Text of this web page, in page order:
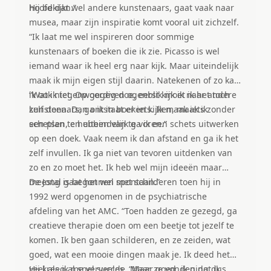
hoofd dan.”
Hij bekijkt wel andere kunstenaars, gaat vaak naar
musea, maar zijn inspiratie komt vooral uit zichzelf.
“Ik laat me wel inspireren door sommige
kunstenaars of boeken die ik zie. Picasso is wel
iemand waar ik heel erg naar kijk. Maar uiteindelijk
maak ik mijn eigen stijl daarin. Natekenen of zo kan
ik ook niet. Op gegeven ogenblik moet ik het toch
zelf doen. Dan ontstaat er iets. Ik maak iets zonder
een plan te hebben van te voren.”
“Wat ik tegenwoordig doe, eerst kijk ik naar andere
kunstenaars, ga ik in boeken kijken, maak ik
schetsen, en uiteindelijk ga ik een schets uitwerken
op een doek. Vaak neem ik dan afstand en ga ik het
zelf invullen. Ik ga niet van tevoren uitdenken van
zo en zo moet het. Ik heb wel mijn ideeën maar
meestal gaat het wel spontaan.”
De Jong is begonnen met schilderen toen hij in
1992 werd opgenomen in de psychiatrische
afdeling van het AMC. “Toen hadden ze gezegd, ga
creatieve therapie doen om een beetje tot jezelf te
komen. Ik ben gaan schilderen, en ze zeiden, wat
goed, wat een mooie dingen maak je. Ik deed het
veel als ik me verveelde. Maar ze vonden dat ik
Hij kreeg al snel succes. “Maar goed, ik ging dus